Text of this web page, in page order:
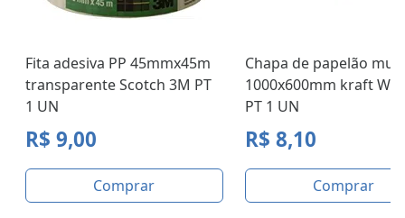
Fita adesiva PP 45mmx45m
transparente Scotch 3M PT
1 UN
R$ 9,00
Comprar
Chapa de papelão
1000x600mm kraft
PT 1 UN
R$ 8,10
Comprar